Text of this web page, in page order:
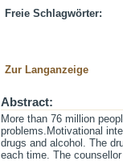
Freie Schlagwörter:
Zur Langanzeige
Abstract:
More than 76 million
problems.Motivational
drugs and alcohol. The
each time. The